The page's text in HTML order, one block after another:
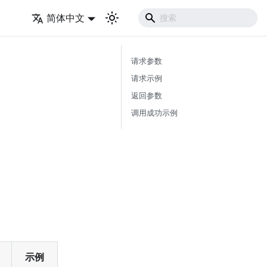
简体中文
示例
请求参数
请求示例
返回参数
调用成功示例